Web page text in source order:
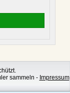
sammeln - Impressum